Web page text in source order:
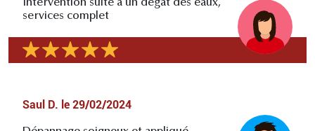
Intervention suite à un dégât des eaux,
services complet
Saul D. le 29/02/2024